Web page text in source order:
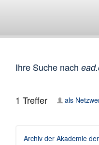
Ihre Suche nach
1 Treffer als
Archiv der Akademie